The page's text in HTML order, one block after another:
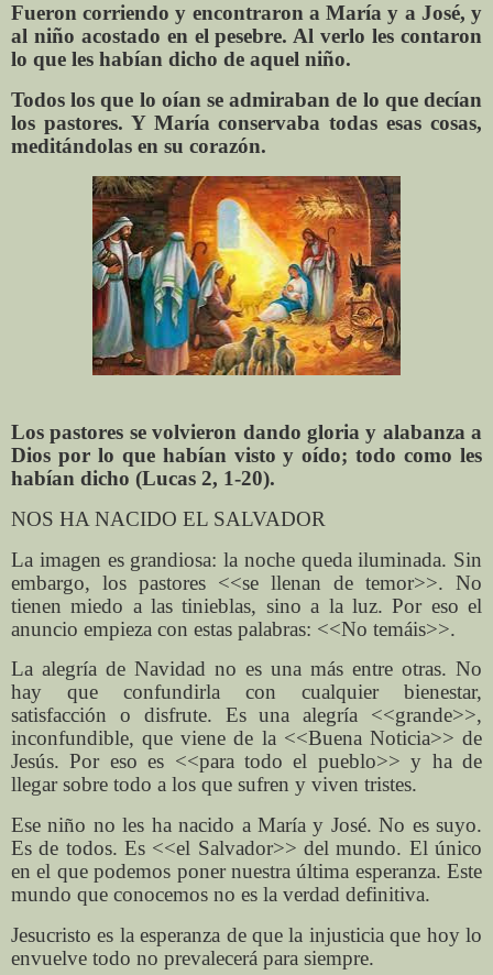
Fueron corriendo y encontraron a María y a José, y
al niño acostado en el pesebre. Al verlo les contaron
lo que les habían dicho de aquel niño.
Todos los que lo oían se admiraban de lo que decían
los pastores. Y María conservaba todas esas cosas,
meditándolas en su corazón.
Los pastores se volvieron dando gloria y alabanza a
Dios por lo que habían visto y oído; todo como les
habían dicho (Lucas 2, 1-20).
NOS HA NACIDO EL SALVADOR
La imagen es grandiosa: la noche queda iluminada. Sin
embargo, los pastores <<se llenan de temor>>. No
tienen miedo a las tinieblas, sino a la luz. Por eso el
anuncio empieza con estas palabras: <<No temáis>>.
La alegría de Navidad no es una más entre otras. No
hay que confundirla con cualquier bienestar,
satisfacción o disfrute. Es una alegría <<grande>>,
inconfundible, que viene de la <<Buena Noticia>> de
Jesús. Por eso es <<para todo el pueblo>> y ha de
llegar sobre todo a los que sufren y viven tristes.
Ese niño no les ha nacido a María y José. No es suyo.
Es de todos. Es <<el Salvador>> del mundo. El único
en el que podemos poner nuestra última esperanza. Este
mundo que conocemos no es la verdad definitiva.
Jesucristo es la esperanza de que la injusticia que hoy lo
envuelve todo no prevalecerá para siempre.